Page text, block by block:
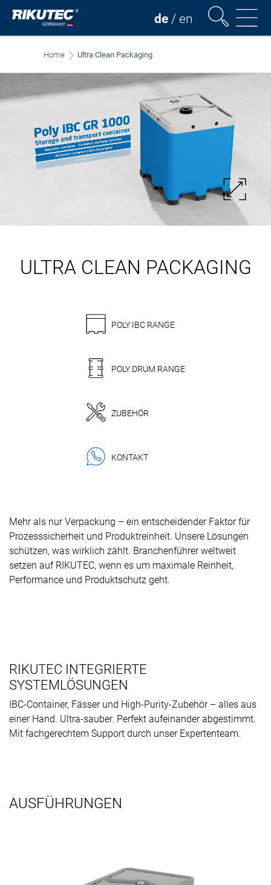
de / en
Home Ultra Clean Packaging
ULTRA CLEAN PACKAGING
POLY IBC RANGE
POLY DRUM RANGE
ZUBEHÖR
KONTAKT
Mehr als nur Verpackung – ein entscheidender Faktor für
Prozesssicherheit und Produktreinheit. Unsere Lösungen
schützen, was wirklich zählt. Branchenführer weltweit
setzen auf RIKUTEC, wenn es um maximale Reinheit,
Performance und Produktschutz geht.
RIKUTEC INTEGRIERTE
SYSTEMLÖSUNGEN
IBC-Container, Fässer und High-Purity-Zubehör – alles aus
einer Hand. Ultra-sauber. Perfekt aufeinander abgestimmt.
Mit fachgerechtem Support durch unser Expertenteam.
AUSFÜHRUNGEN